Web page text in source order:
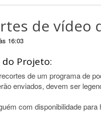
de vídeo
16:03
do Projeto:
de um programa de
enviados, devem ser
com disponibilidade para